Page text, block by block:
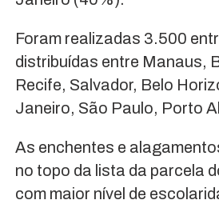
Foram realizadas 3.500
distribuídas entre Manaus,
Recife, Salvador, Belo
Janeiro, São Paulo, Porto
As enchentes e
no topo da lista da parcela
com maior nível de